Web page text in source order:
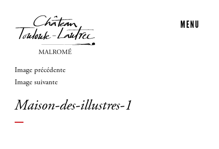
MENU
Image précédente
Image suivante
Maison-des-illustres-1